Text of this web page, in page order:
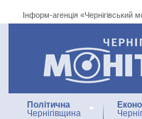
Інформ-агенція «Чернігівський
Інформ-агенція
«Чернігівський
Політична
Чернігівщина